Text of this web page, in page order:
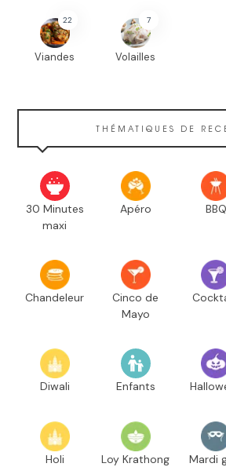
22
Viandes
7
Volailles
THÉMATIQUES DE
30 Minutes
maxi
Apéro BBQ
Chandeleur
Cinco de
Mayo
Diwali Enfants
Holi Loy Krathong Mardi